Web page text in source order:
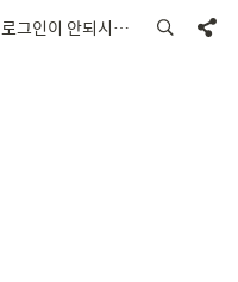
로그인이 안되시나요?